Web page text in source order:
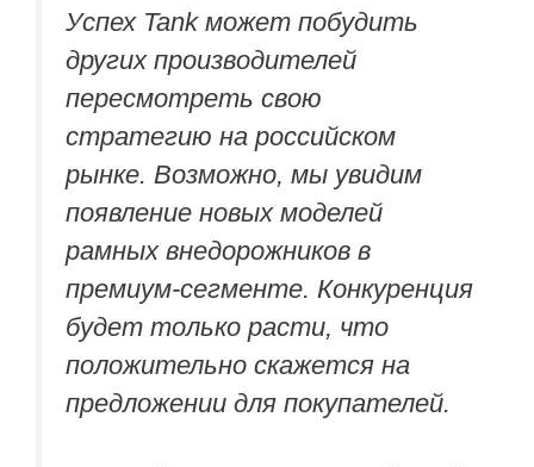
Успех Tank может побудить
других производителей
пересмотреть свою
стратегию на российском
рынке. Возможно, мы увидим
появление новых моделей
рамных внедорожников в
премиум-сегменте. Конкуренция
будет только расти, что
положительно скажется на
предложении для покупателей.